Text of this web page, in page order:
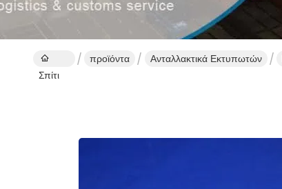
Σπίτι
προϊόντα Ανταλλακτικά Εκτυπωτών